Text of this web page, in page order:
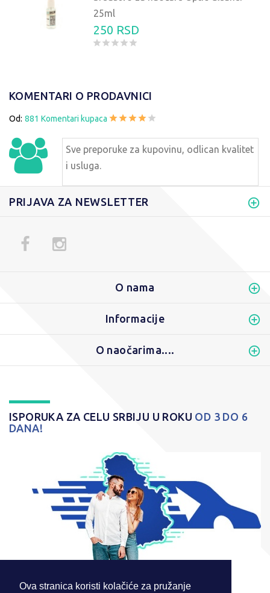
Ova stranica koristi kolačiće za pružanje
25ml
250 RSD
KOMENTARI O PRODAVNICI
Od: 881 Komentari kupaca
Sve preporuke za kupovinu, odlican kvalitet
i usluga.
PRIJAVA ZA NEWSLETTER
O nama
Informacije
O naočarima....
ISPORUKA ZA CELU SRBIJU U ROKU OD 3 DO 6
DANA!